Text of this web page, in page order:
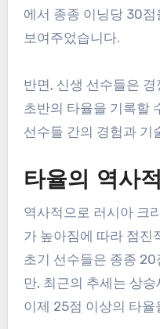
에서 종종 이닝당 30
보여주었습니다.
반면, 신생 선수들은
초반의 타율을 기록할
선수들 간의 경험과 기
타율의 역사
역사적으로 러시아 크
가 높아짐에 따라 점진
초기 선수들은 종종
만, 최근의 추세는 상
이제 25점 이상의 타